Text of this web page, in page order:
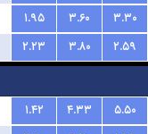
۱.۹۵ ۳.۶۰
۳.۳۰
۲.۲۳ ۳.۸۰
۲.۵۹
۱.۴۲ ۴.۳۳
۵.۵۰